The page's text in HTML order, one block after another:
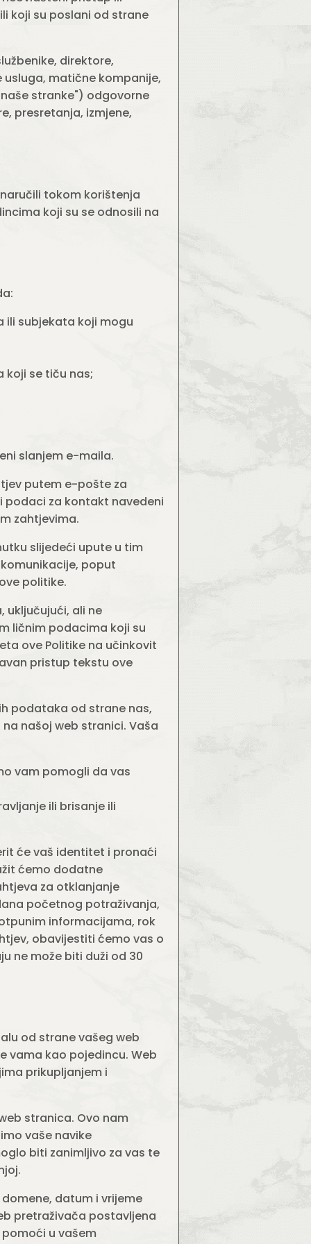
koji su poslani od strane
direktore,
matične kompanije,
stranke") odgovorne
presretanja, izmjene,
tokom korištenja
koji su se odnosili na
subjekata koji mogu
se tiču nas;
slanjem e-maila.
putem e-pošte za
podaci za kontakt navedeni
zahtjevima.
slijedeći upute u tim
poput
politike.
uključujući, ali ne
ličnim podacima koji su
ove Politike na učinkovit
pristup tekstu ove
podataka od strane nas,
našoj web stranici. Vaša
vam pomogli da vas
ili brisanje ili
će vaš identitet i pronaći
ćemo dodatne
za otklanjanje
početnog potraživanja,
informacijama, rok
obavijestiti ćemo vas o
ne može biti duži od 30
od strane vašeg web
vama kao pojedincu. Web
prikupljanjem i
stranica. Ovo nam
vaše navike
biti zanimljivo za vas te
datum i vrijeme
pretraživača postavljena
u vašem